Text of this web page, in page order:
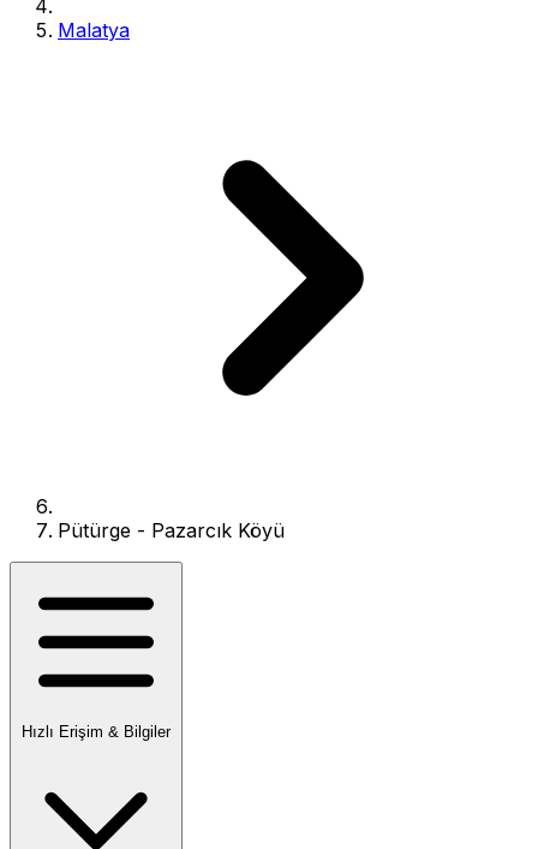
Malatya
Pütürge - Pazarcık Köyü
Hızlı Erişim & Bilgiler